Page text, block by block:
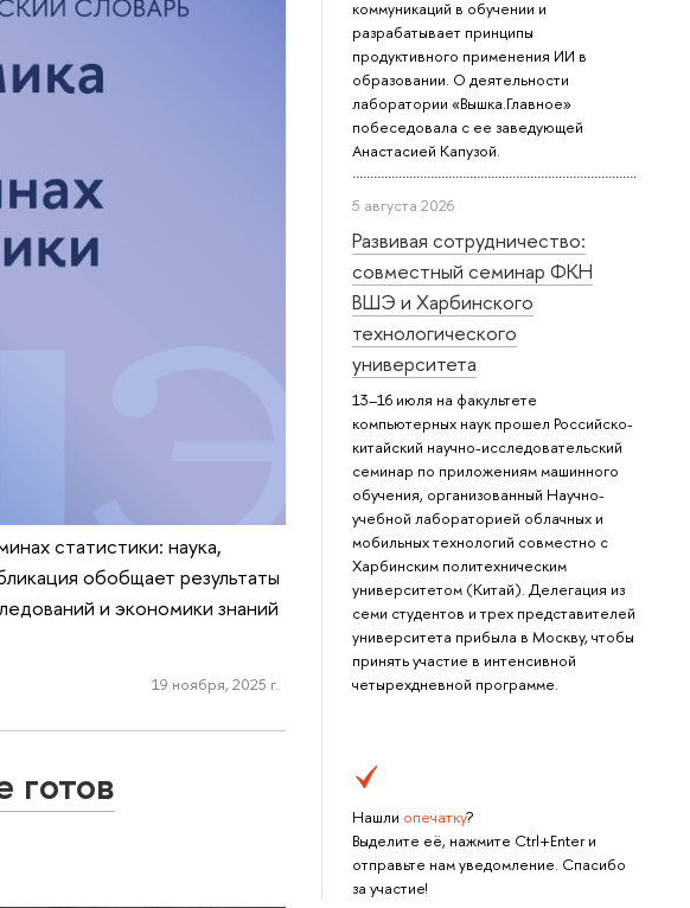
коммуникаций в обучении и
разрабатывает принципы
продуктивного применения ИИ в
образовании. О деятельности
лаборатории «Вышка.Главное»
побеседовала с ее заведующей
Анастасией Капузой.
5 августа 2026
Развивая сотрудничество:
совместный семинар ФКН
ВШЭ и Харбинского
технологического
университета
13–16 июля на факультете
компьютерных наук прошел Российско-
китайский научно-исследовательский
семинар по приложениям машинного
обучения, организованный Научно-
учебной лабораторией облачных и
мобильных технологий совместно с
Харбинским политехническим
университетом (Китай). Делегация из
семи студентов и трех представителей
университета прибыла в Москву, чтобы
принять участие в интенсивной
четырехдневной программе.
Нашли опечатку?
Выделите её, нажмите Ctrl+Enter и
отправьте нам уведомление. Спасибо
за участие!
статистики: наука,
обобщает результаты
и экономики знаний
19 ноября, 2025 г.
готов